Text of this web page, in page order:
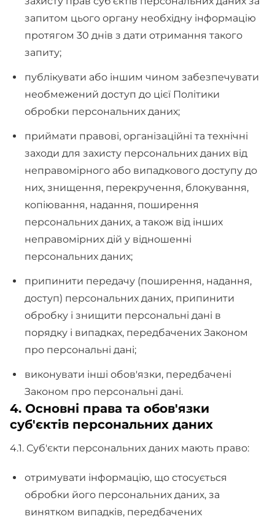
запитом цього органу необхідну інформацію
протягом 30 днів з дати отримання такого
запиту;
публікувати або іншим чином забезпечувати
необмежений доступ до цієї Політики
обробки персональних даних;
приймати правові, організаційні та технічні
заходи для захисту персональних даних від
неправомірного або випадкового доступу до
них, знищення, перекручення, блокування,
копіювання, надання, поширення
персональних даних, а також від інших
неправомірних дій у відношенні
персональних даних;
припинити передачу (поширення, надання,
доступ) персональних даних, припинити
обробку і знищити персональні дані в
порядку і випадках, передбачених Законом
про персональні дані;
виконувати інші обов'язки, передбачені
Законом про персональні дані.
4. Основні права та обов'язки
суб'єктів персональних даних
4.1. Суб'єкти персональних даних мають право:
отримувати інформацію, що стосується
обробки його персональних даних, за
винятком випадків, передбачених